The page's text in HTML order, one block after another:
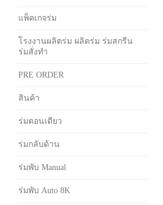
แพ็คเกจร่ม
โรงงานผลิตร่ม ผลิตร่ม ร่มสกรีน
ร่มสั่งทำ
PRE ORDER
สินค้า
ร่มตอนเดียว
ร่มกลับด้าน
ร่มพับ Manual
ร่มพับ Auto 8K